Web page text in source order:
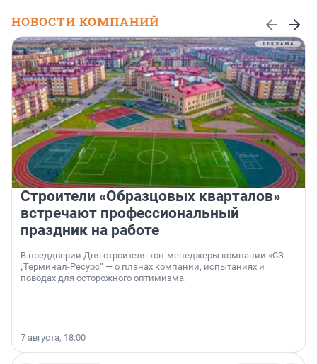
НОВОСТИ КОМПАНИЙ
Строители «Образцовых кварталов»
встречают профессиональный
праздник на работе
В преддверии Дня строителя топ-менеджеры компании «СЗ
„Терминал-Ресурс“ — о планах компании, испытаниях и
поводах для осторожного оптимизма.
7 августа, 18:00